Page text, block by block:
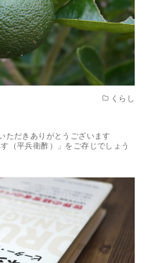
くらし
ただきありがとうございます
（平兵衛酢）」をご存じでしょう